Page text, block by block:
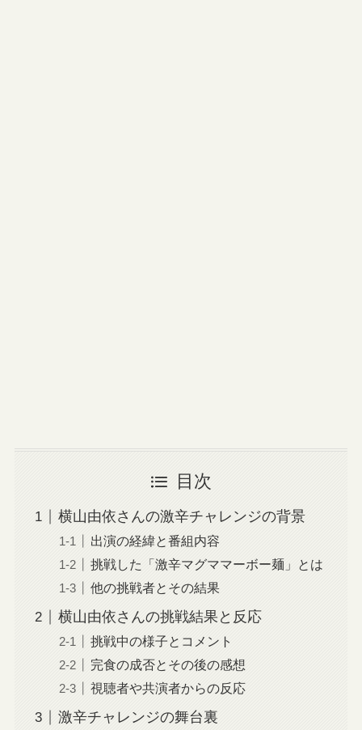
目次
横山由依さんの激辛チャレンジの背景
出演の経緯と番組内容
挑戦した「激辛マグママーボー麺」とは
他の挑戦者とその結果
横山由依さんの挑戦結果と反応
挑戦中の様子とコメント
完食の成否とその後の感想
視聴者や共演者からの反応
激辛チャレンジの舞台裏